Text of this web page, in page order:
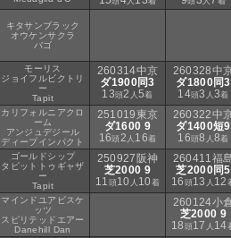
キタサンブラック
オウケンサクラ
バゴ
モーリス
ジョイフルビクトリ
ー
Tapit
260314中京
ダ1900同3
13頭2 人5着
260328中
ダ1800同3
14頭3 人3着
カリフォルニアクロ
ーム
アンジュデジール
ディープインパクト
251019東京
ダ1600 9
16頭2 人 16着
260322中
ダ1400短9
16頭8 人8着
ゴールドシップ
タピットトゥギャザ
ー
Tapit
250927阪神
芝2000 9
11 頭10 人 10着
260411福
芝2000同5
16 頭13 人 12
マインドユアビスケ
ッツ
スピリテッドエアー
Danehill Dan
260124小
芝2000 9
18 頭17 人 14